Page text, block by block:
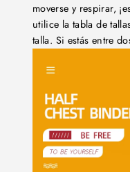
moverse y respirar,
utilice la tabla de
talla. Si estás entre